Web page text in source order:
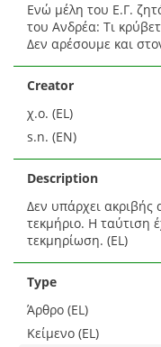
Ενώ μέλη του Ε.Γ.
του Ανδρέα: Τι
Δεν αρέσουμε και
Creator
χ.ο. (EL)
s.n. (EN)
Description
Δεν υπάρχει
τεκμήριο. Η ταύτιση
τεκμηρίωση. (EL)
Type
Άρθρο (EL)
Κείμενο (EL)